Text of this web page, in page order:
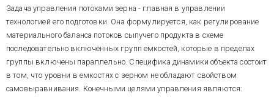
100 м, скорость связи – 57600
кБод
программы является
математическая модель
системы потоков и емкостей, в
данном случае используемая
управляющих воздействий в
программных модулях
регуляторов уровня. Модель
по времени пребывания зерна
в емкостях +/- 20 мин в
диапазоне 8-16 часов.
MISSING File Resource:
url=/images/images.aspx?
id_img=990
Задача управления потоками зерна - главная в управлении
технологией его подготовки. Она формулируется, как регулирование
материального баланса потоков сыпучего продукта в схеме
последовательно включенных групп емкостей, которые в пределах
группы включены параллельно. Специфика динамики объекта состоит
в том, что уровни в емкостях с зерном не обладают свойством
самовыравнивания. Конечными целями управления являются: